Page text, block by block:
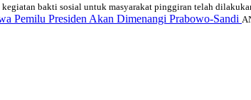
bakti sosial untuk masyarakat pinggiran telah dilakukan
Pemilu Presiden Akan Dimenangi Prabowo-Sandi